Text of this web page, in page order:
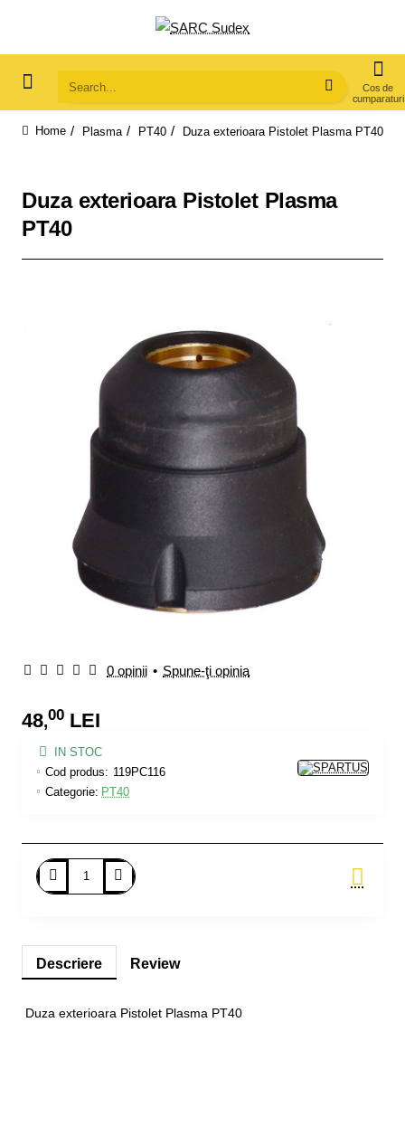
Search...
Plasma PT40 Duza exterioara Pistolet Plasma PT40
Duza exterioara Pistolet Plasma
PT40
0 opinii • Spune-ţi opinia
48,00 LEI
IN STOC
Cod produs: 119PC116
Categorie: PT40
Descriere Review
Duza exterioara Pistolet Plasma PT40